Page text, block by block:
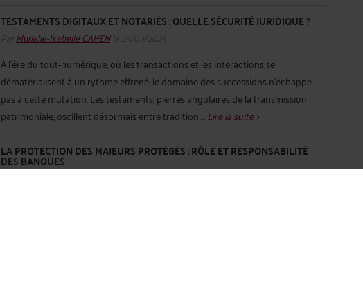
TESTAMENTS DIGITAUX ET NOTARIÉS : QUELLE SÉCURITÉ JURIDIQUE ?
Par Murielle-Isabelle CAHENle 25/09/2025
À l’ère du tout-numérique, où les transactions et les interactions se
dématérialisent à un rythme effréné, le domaine des successions n’échappe
pas à cette mutation. Les testaments, pierres angulaires de la transmission
patrimoniale, oscillent désormais entre tradition ...Lire la suite >
LA PROTECTION DES MAJEURS PROTÉGÉS : RÔLE ET RESPONSABILITÉ
DES BANQUES